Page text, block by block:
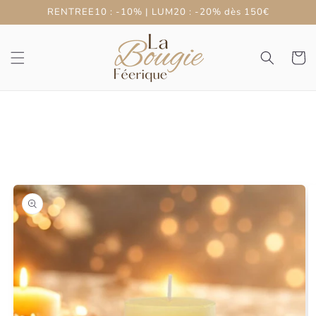
passer
au
RENTREE10 : -10% | LUM20 : -20% dès 150€
Panier
Passer aux
informations
produits